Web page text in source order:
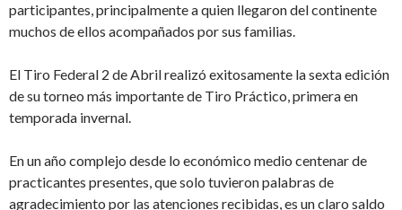
participantes, principalmente a quien llegaron del continente
muchos de ellos acompañados por sus familias.
El Tiro Federal 2 de Abril realizó exitosamente la sexta edición
de su torneo más importante de Tiro Práctico, primera en
temporada invernal.
En un año complejo desde lo económico medio centenar de
practicantes presentes, que solo tuvieron palabras de
agradecimiento por las atenciones recibidas, es un claro saldo